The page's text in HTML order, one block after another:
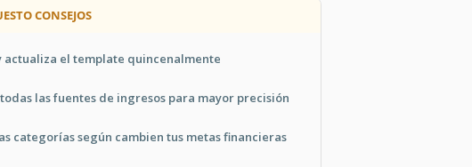
CONSEJOS
actualiza el template quincenalmente
las fuentes de ingresos para mayor precisión
categorías según cambien tus metas financieras